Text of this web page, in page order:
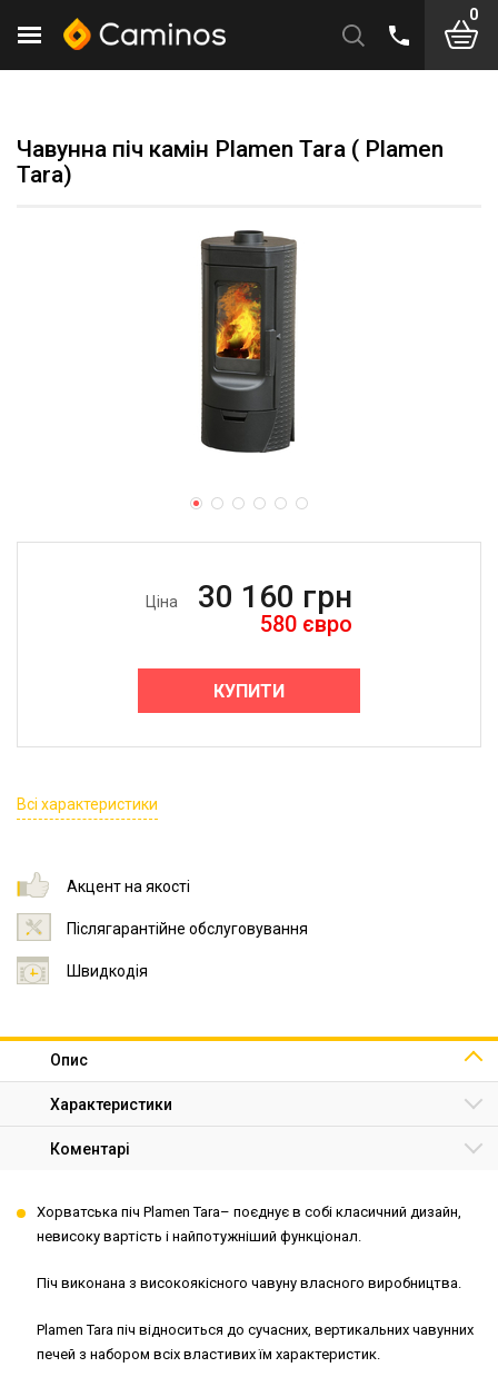
0
Чавунна піч камін Plamen Tara ( Plamen
Tara)
Ціна 30 160 грн
580 євро
КУПИТИ
Всі характеристики
Акцент на якості
Післягарантійне обслуговування
Швидкодія
Опис
Характеристики
Коментарі
Хорватська піч Plamen Tara– поєднує в собі класичний дизайн,
невисоку вартість і найпотужніший функціонал.
Піч виконана з високоякісного чавуну власного виробництва.
Plamen Tara піч відноситься до сучасних, вертикальних чавунних
печей з набором всіх властивих їм характеристик.